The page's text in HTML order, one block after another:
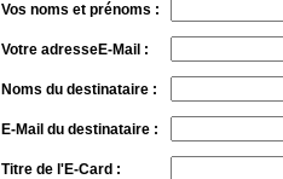
Vos noms et prénoms :
Votre adresseE-Mail :
Noms du destinataire :
E-Mail du destinataire :
Titre de l'E-Card :